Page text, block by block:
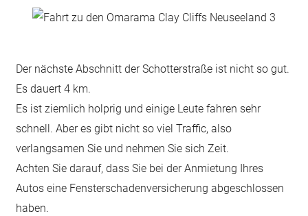
Der nächste Abschnitt der Schotterstraße ist nicht so gut.
Es dauert 4 km.
Es ist ziemlich holprig und einige Leute fahren sehr
schnell. Aber es gibt nicht so viel Traffic, also
verlangsamen Sie und nehmen Sie sich Zeit.
Achten Sie darauf, dass Sie bei der Anmietung Ihres
Autos eine Fensterschadenversicherung abgeschlossen
haben.